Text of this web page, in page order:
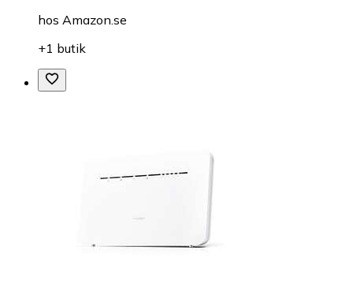
hos Amazon.se
+1 butik